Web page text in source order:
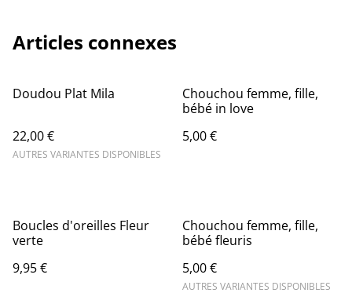
Articles connexes
Doudou Plat Mila
22,00 €
AUTRES VARIANTES DISPONIBLES
Chouchou femme, fille,
bébé in love
5,00 €
Boucles d'oreilles Fleur
verte
9,95 €
Chouchou femme, fille,
bébé fleuris
5,00 €
AUTRES VARIANTES DISPONIBLES